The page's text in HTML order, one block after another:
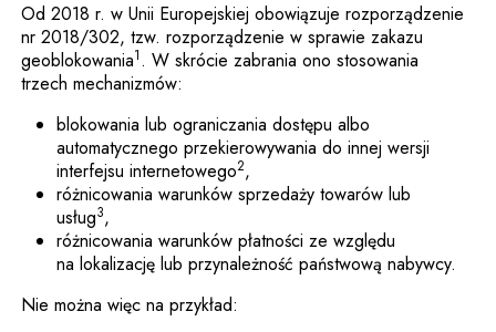
Od 2018 r. w Unii Europejskiej obowiązuje rozporządzenie
nr 2018/302, tzw. rozporządzenie w sprawie zakazu
geoblokowania1. W skrócie zabrania ono stosowania
trzech mechanizmów:
blokowania lub ograniczania dostępu albo
automatycznego przekierowywania do innej wersji
interfejsu internetowego2,
różnicowania warunków sprzedaży towarów lub
usług3,
różnicowania warunków płatności ze względu
na lokalizację lub przynależność państwową nabywcy.
Nie można więc na przykład: